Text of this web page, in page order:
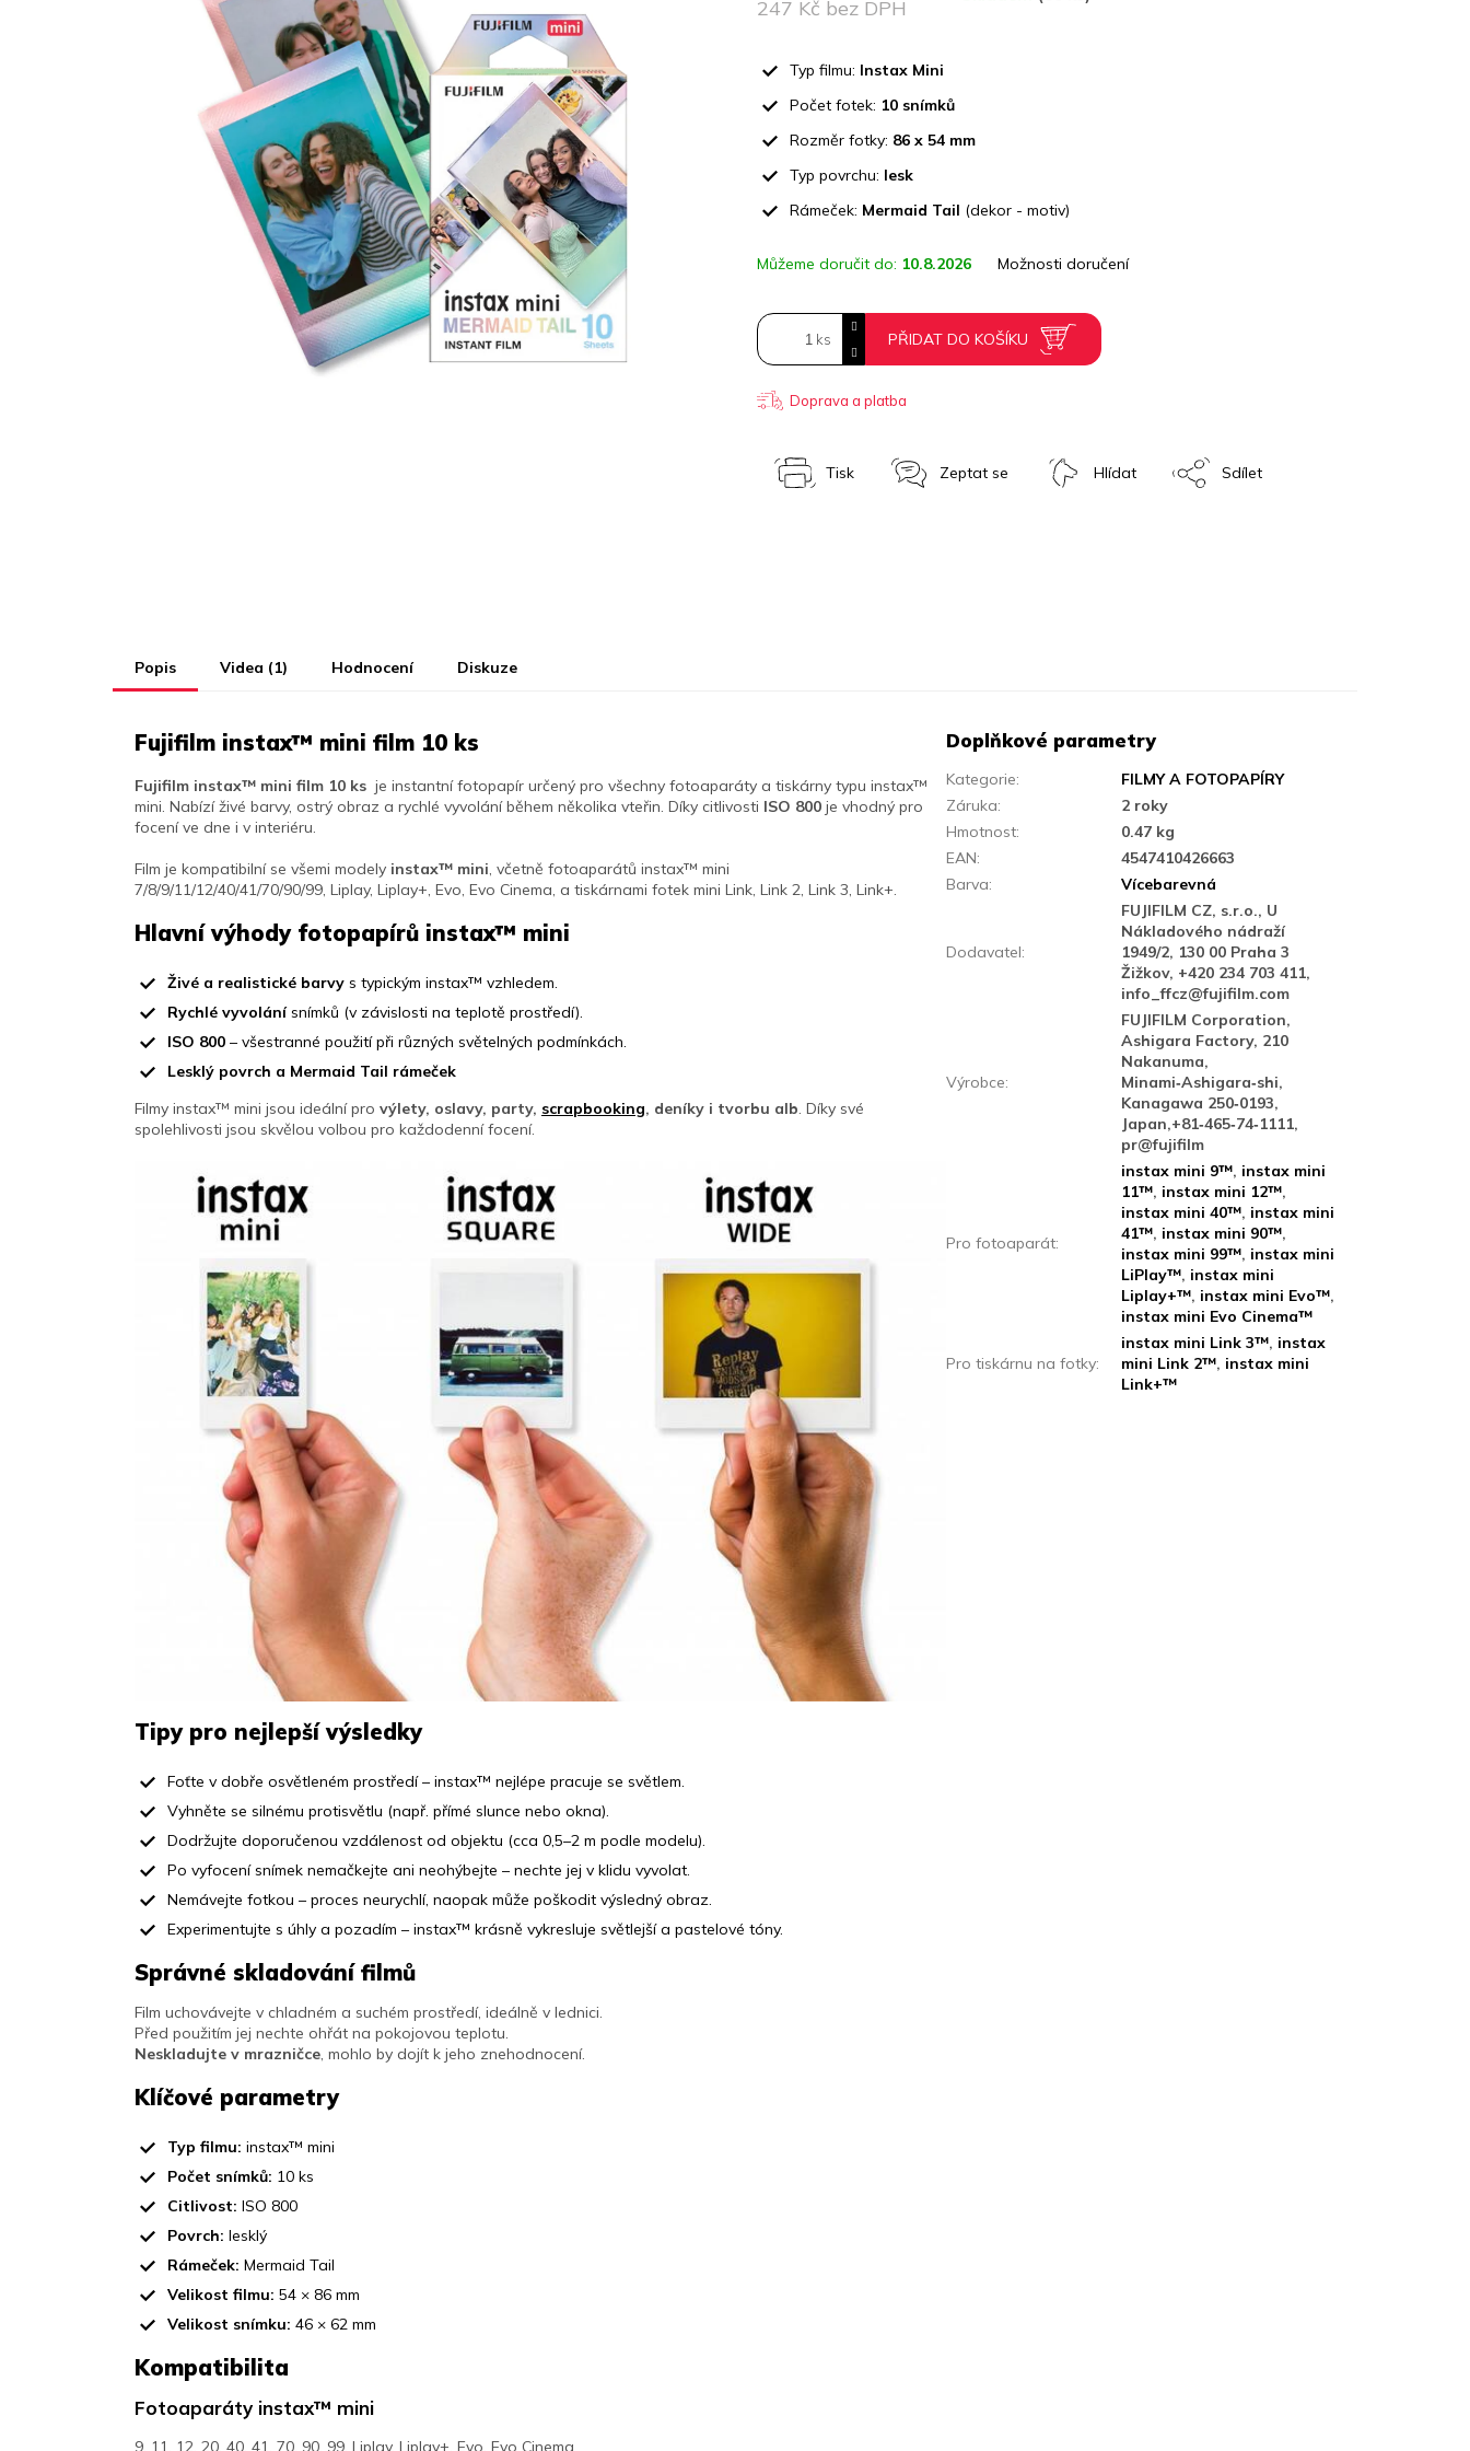
z
247 Kč bez DPH
cena:
Můžeme doručit do: 10.8.2026 Možnosti doručení
PŘIDAT DO KOŠÍKU
Typ filmu: Instax Mini
Počet fotek: 10 snímků
Rozměr fotky: 86 x 54 mm
Typ povrchu: lesk
Rámeček: Mermaid Tail (dekor - motiv)
Doprava a platba
Tisk Zeptat se Hlídat Sdílet
Popis Videa (1) Hodnocení Diskuze
Fujifilm instax™ mini film 10 ks
Fujifilm instax™ mini film 10 ks je instantní fotopapír určený pro všechny fotoaparáty a tiskárny typu instax™
mini. Nabízí živé barvy, ostrý obraz a rychlé vyvolání během několika vteřin. Díky citlivosti ISO 800 je vhodný pro
focení ve dne i v interiéru.
Film je kompatibilní se všemi modely instax™ mini, včetně fotoaparátů instax™ mini
7/8/9/11/12/40/41/70/90/99, Liplay, Liplay+, Evo, Evo Cinema, a tiskárnami fotek mini Link, Link 2, Link 3, Link+.
Hlavní výhody fotopapírů instax™ mini
Živé a realistické barvy s typickým instax™ vzhledem.
Rychlé vyvolánísnímků (v závislosti na teplotě prostředí).
ISO 800 – všestranné použití při různých světelných podmínkách.
Lesklý povrch a Mermaid Tail rámeček
Filmy instax™ mini jsou ideální pro výlety, oslavy, party, scrapbooking, deníky i tvorbu alb. Díky své
spolehlivosti jsou skvělou volbou pro každodenní focení.
Tipy pro nejlepší výsledky
Foťte v dobře osvětleném prostředí – instax™ nejlépe pracuje se světlem.
Vyhněte se silnému protisvětlu (např. přímé slunce nebo okna).
Dodržujte doporučenou vzdálenost od objektu (cca 0,5–2 m podle modelu).
Po vyfocení snímek nemačkejte ani neohýbejte – nechte jej v klidu vyvolat.
Nemávejte fotkou – proces neurychlí, naopak může poškodit výsledný obraz.
Experimentujte s úhly a pozadím – instax™ krásně vykresluje světlejší a pastelové tóny.
Správné skladování filmů
Film uchovávejte v chladném a suchém prostředí, ideálně v lednici.
Před použitím jej nechte ohřát na pokojovou teplotu.
Neskladujte v mrazničce, mohlo by dojít k jeho znehodnocení.
Klíčové parametry
Typ filmu: instax™ mini
Počet snímků: 10 ks
Citlivost: ISO 800
Povrch: lesklý
Rámeček: Mermaid Tail
Velikost filmu: 54 × 86 mm
Velikost snímku: 46 × 62 mm
Kompatibilita
Fotoaparáty instax™ mini
9, 11, 12, 20, 40, 41, 70, 90, 99, Liplay, Liplay+, Evo, Evo Cinema
Doplňkové parametry
Kategorie:
FILMY A FOTOPAPÍRY
Záruka:
2 roky
Hmotnost:
0.47 kg
EAN:
4547410426663
Barva: Vícebarevná
Dodavatel:
FUJIFILM CZ, s.r.o., U
Nákladového nádraží
1949/2, 130 00 Praha 3
Žižkov, +420 234 703 411,
info_ffcz@fujifilm.com
Výrobce:
FUJIFILM Corporation,
Ashigara Factory, 210
Nakanuma,
Minami‑Ashigara‑shi,
Kanagawa 250‑0193,
Japan,+81‑465‑74‑1111,
pr@fujifilm
Pro fotoaparát:
instax mini 9™, instax mini
11™, instax mini 12™,
instax mini 40™, instax mini
41™, instax mini 90™,
instax mini 99™, instax mini
LiPlay™, instax mini
Liplay+™, instax mini Evo™,
instax mini Evo Cinema™
Pro tiskárnu na fotky:
instax mini Link 3™, instax
mini Link 2™, instax mini
Link+™